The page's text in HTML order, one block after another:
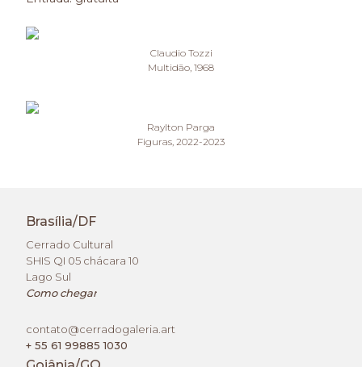
Claudio Tozzi
Multidão, 1968
Raylton Parga
Figuras, 2022-2023
Brasília/DF
Cerrado Cultural
SHIS QI 05 chácara 10
Lago Sul
Como chegar
contato@cerradogaleria.art
+ 55 61 99885 1030